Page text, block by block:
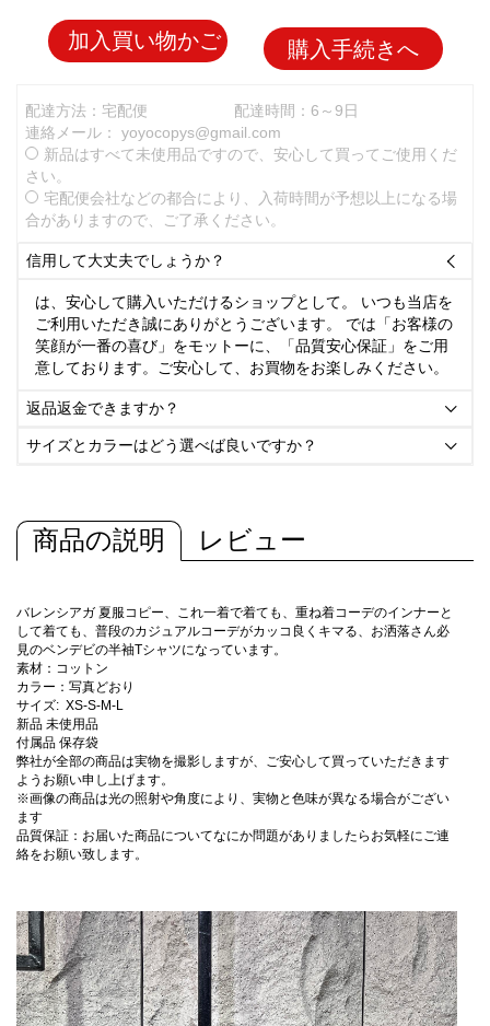
加入買い物かご 購入手続きへ
配達方法：宅配便
配達時間：6～9日
連絡メール： yoyocopys@gmail.com
新品はすべて未使用品ですので、安心して買ってご使用くだ
さい。
宅配便会社などの都合により、入荷時間が予想以上になる場
合がありますので、ご了承ください。
信用して大丈夫でしょうか？ 
は、安心して購入いただけるショップとして。 いつも当店を
ご利用いただき誠にありがとうございます。 では「お客様の
笑顔が一番の喜び」をモットーに、「品質安心保証」をご用
意しております。ご安心して、お買物をお楽しみください。
返品返金できますか？ 
サイズとカラーはどう選べば良いですか？ 
商品の説明 レビュー
バレンシアガ 夏服コピー、これ一着で着ても、重ね着コーデのインナーと
して着ても、普段のカジュアルコーデがカッコ良くキマる、お洒落さん必
見のベンデビの半袖Tシャツになっています。
素材：コットン
カラー：写真どおり
サイズ: XS-S-M-L
新品 未使用品
付属品 保存袋
弊社が全部の商品は実物を撮影しますが、ご安心して買っていただきます
ようお願い申し上げます。
※画像の商品は光の照射や角度により、実物と色味が異なる場合がござい
ます
品質保証：お届いた商品についてなにか問題がありましたらお気軽にご連
絡をお願い致します。